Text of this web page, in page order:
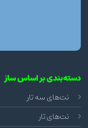
دسته‌بندی بر اساس ساز
نت‌های سه تار
نت‌های تار